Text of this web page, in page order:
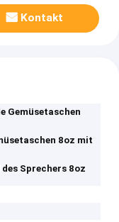
Kontakt
Gemüsetaschen
8oz mit
Sprechers 8oz